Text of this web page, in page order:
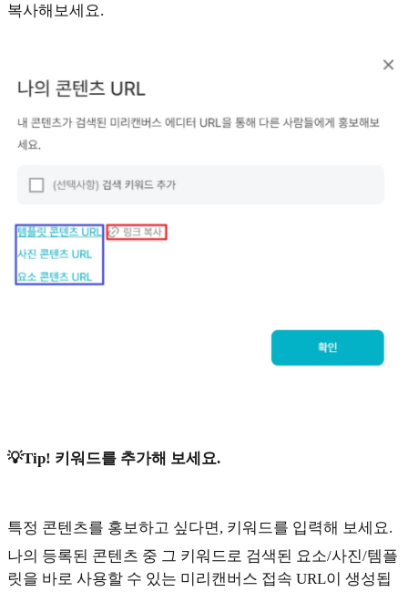
복사해보세요.
💡Tip! 키워드를 추가해 보세요.
특정 콘텐츠를 홍보하고 싶다면, 키워드를 입력해 보세요.
나의 등록된 콘텐츠 중 그 키워드로 검색된 요소/사진/템플
릿을 바로 사용할 수 있는 미리캔버스 접속 URL이 생성됩